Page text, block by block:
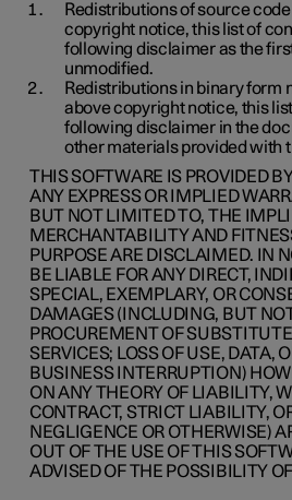
Redistributions of source
copyright notice, this list of
following disclaimer as the
unmodified.
Redistributions in binary form
above copyright notice, this
following disclaimer in the
other materials provided with
THIS SOFTWARE IS PROVIDED
ANY EXPRESS OR IMPLIED
BUT NOT LIMITED TO, THE
MERCHANTABILITY AND
PURPOSE ARE DISCLAIMED. IN
BE LIABLE FOR ANY DIRECT,
SPECIAL, EXEMPLARY, OR
DAMAGES (INCLUDING, BUT
PROCUREMENT OF
SERVICES; LOSS OF USE, DATA,
BUSINESS INTERRUPTION)
ON ANY THEORY OF LIABILITY,
CONTRACT, STRICT LIABILITY,
NEGLIGENCE OR OTHERWISE)
OUT OF THE USE OF THIS
ADVISED OF THE POSSIBILITY